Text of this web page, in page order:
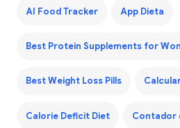
AI Food Tracker App Dieta
Best Protein Supplements for
Best Weight Loss Pills
Calorie Deficit Diet Contador